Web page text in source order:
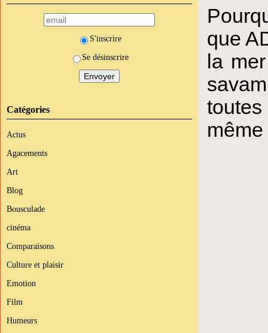
S'inscrire
Se désinscrire
Catégories
Actus
Agacements
Art
Blog
Bousculade
cinéma
Comparaisons
Culture et plaisir
Emotion
Film
Humeurs
que
la